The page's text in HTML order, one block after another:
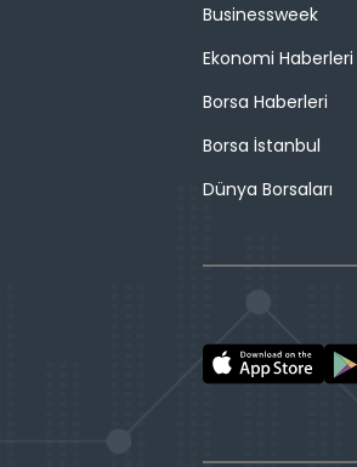
Businessweek
Ekonomi Haberleri
Borsa Haberleri
Borsa İstanbul
Dünya Borsaları